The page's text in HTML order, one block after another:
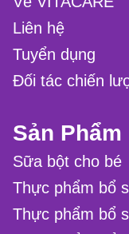
Liên hệ
Tuyển dụng
Đối tác chiến
Sản Phẩm
Sữa bột cho bé
Thực phẩm bổ
Thực phẩm bổ